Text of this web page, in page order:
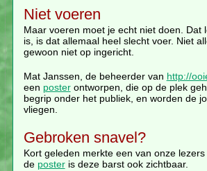
Niet voeren
Maar voeren moet je echt niet doen.
is, is dat allemaal heel slecht voer. Niet
gewoon niet op ingericht.
Mat Janssen, de beheerder van http://
een posterontworpen, die op de plek
begrip onder het publiek, en worden de
vliegen.
Gebroken snavel?
Kort geleden merkte een van onze
de posteris deze barst ook zichtbaar.